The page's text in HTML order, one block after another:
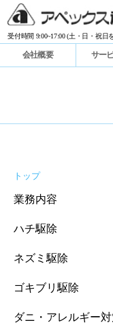
受付時間 9:00~17:00 (土・日・祝日
会社概要 サー
トップ
業務内容
ハチ駆除
ネズミ駆除
ゴキブリ駆除
ダニ・アレルギー